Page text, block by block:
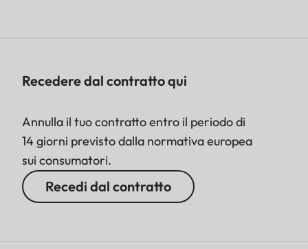
Recedere dal contratto qui
Annulla il tuo contratto entro il periodo di
14 giorni previsto dalla normativa europea
sui consumatori.
Recedi dal contratto